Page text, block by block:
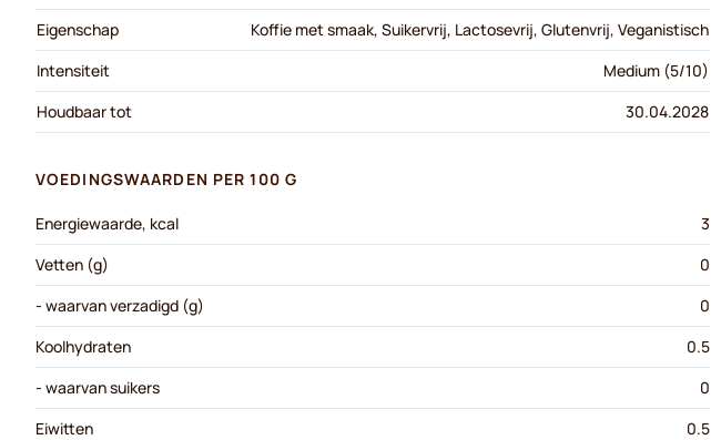
Eigenschap
Koffie met smaak, Suikervrij, Lactosevrij, Glutenvrij, Veganistisch
Intensiteit
Medium (5/10)
Houdbaar tot
30.04.2028
VOEDINGSWAARDEN PER 100 G
Energiewaarde, kcal
3
Vetten (g)
0
- waarvan verzadigd (g)
0
Koolhydraten
0.5
- waarvan suikers
0
Eiwitten
0.5